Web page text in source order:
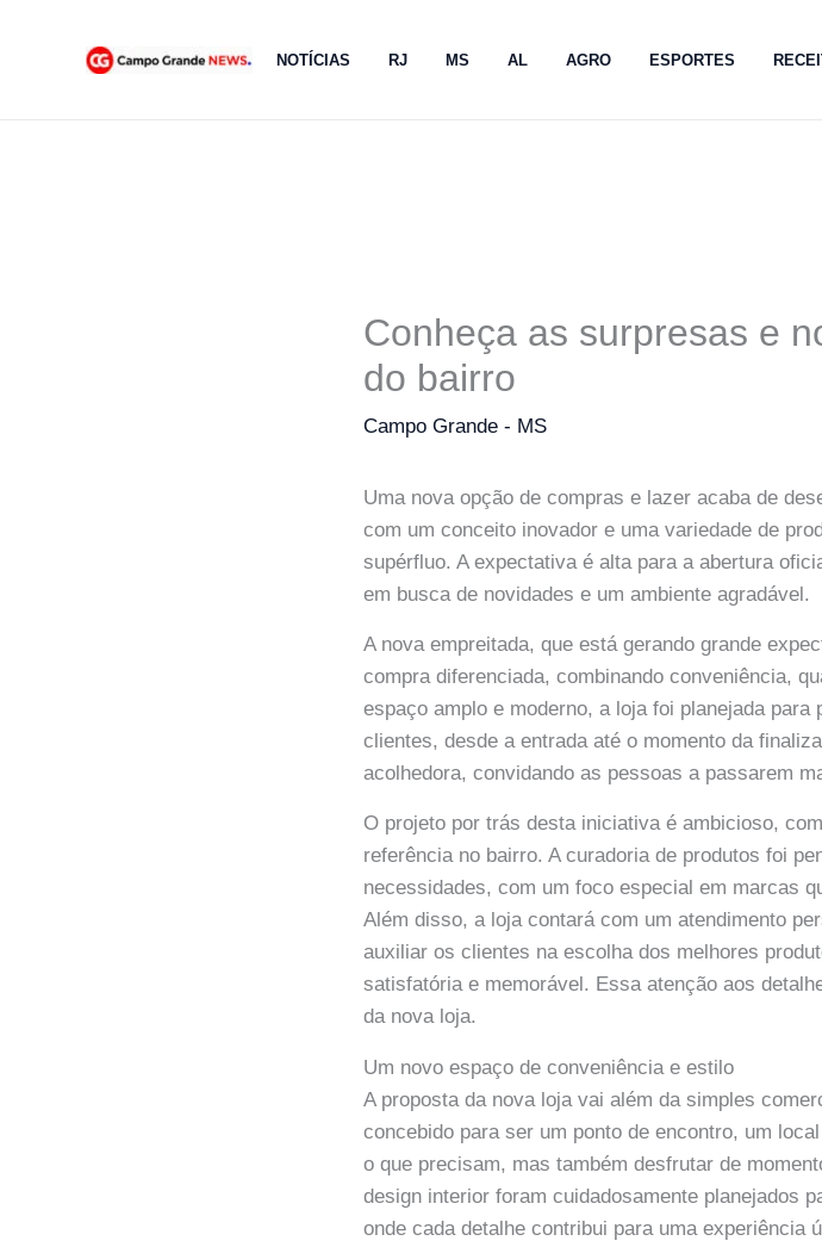
NOTÍCIAS RJ MS AL AGRO ESPORTES
Conheça as surpresas e
do bairro
Campo Grande - MS
Uma nova opção de compras e lazer acaba de
com um conceito inovador e uma variedade de
supérfluo. A expectativa é alta para a abertura
em busca de novidades e um ambiente agradável.
A nova empreitada, que está gerando grande
compra diferenciada, combinando conveniência,
espaço amplo e moderno, a loja foi planejada
clientes, desde a entrada até o momento da
acolhedora, convidando as pessoas a passarem
O projeto por trás desta iniciativa é ambicioso,
referência no bairro. A curadoria de produtos foi
necessidades, com um foco especial em marcas
Além disso, a loja contará com um atendimento
auxiliar os clientes na escolha dos melhores
satisfatória e memorável. Essa atenção aos
da nova loja.
Um novo espaço de conveniência e estilo
A proposta da nova loja vai além da simples
concebido para ser um ponto de encontro, um
o que precisam, mas também desfrutar de
design interior foram cuidadosamente planejados
onde cada detalhe contribui para uma